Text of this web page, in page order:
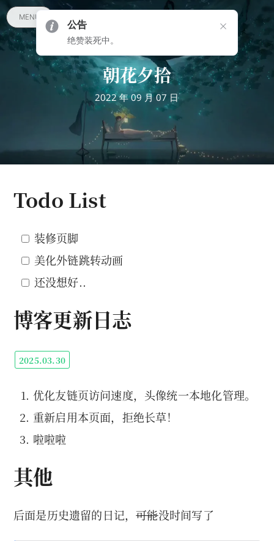
MENU
朝花夕拾
2022 年 09 月 07 日
Todo List
装修页脚
美化外链跳转动画
还没想好..
博客更新日志
2025.03.30
优化友链页访问速度，头像统一本地化管理。
重新启用本页面，拒绝长草！
啦啦啦
其他
后面是历史遗留的日记，可能没时间写了
公告
绝赞装死中。